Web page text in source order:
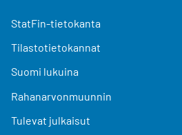
StatFin-tietokanta
Tilastotietokannat
Suomi lukuina
Rahanarvonmuunnin
Tulevat julkaisut